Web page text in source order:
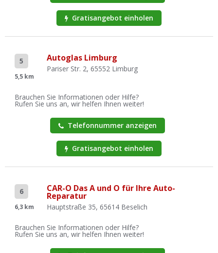
Gratisangebot einholen
5
5,5 km
Autoglas Limburg
Pariser Str. 2, 65552 Limburg
Brauchen Sie Informationen oder Hilfe?
Rufen Sie uns an, wir helfen Ihnen weiter!
Telefonnummer anzeigen
Gratisangebot einholen
6
6,3 km
CAR-O Das A und O für Ihre Auto-
Reparatur
Hauptstraße 35, 65614 Beselich
Brauchen Sie Informationen oder Hilfe?
Rufen Sie uns an, wir helfen Ihnen weiter!